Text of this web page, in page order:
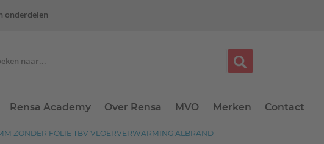
onderdelen
Rensa Academy Over Rensa MVO Merken Contact
ZONDER FOLIE TBV VLOERVERWARMING ALBRAND